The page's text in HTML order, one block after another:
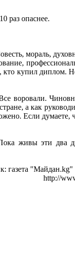
раз опаснее.
мораль,
кто купил диплом.
воровали.
а как
Если думаете,
Пока живы эти
газета
http://